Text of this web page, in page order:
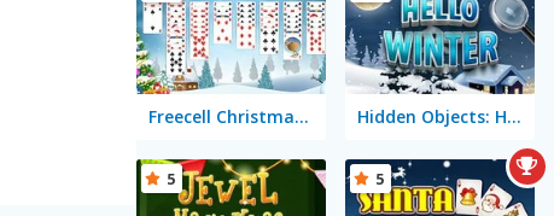
Freecell Christmas Solitaire Hidden Objects: Hello Winter
5 5